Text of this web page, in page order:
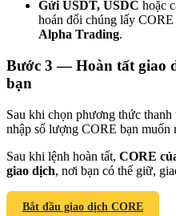
Giới thiệu
Mời một người bạn để
BTC Welcome Rewards
Gửi USDT, USDC hoặc
hoán đổi chúng lấy CORE
Alpha Trading.
Bước 3 —Hoàn tất giao
bạn
Sau khi chọn phương thức
nhập số lượng CORE bạn muốn
Sau khi lệnh hoàn tất, CORE
giao dịch, nơi bạn có thể giữ,
Bắt đầu giao dịch CORE